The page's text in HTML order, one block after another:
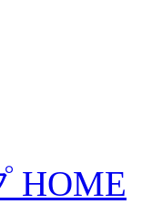
HOME